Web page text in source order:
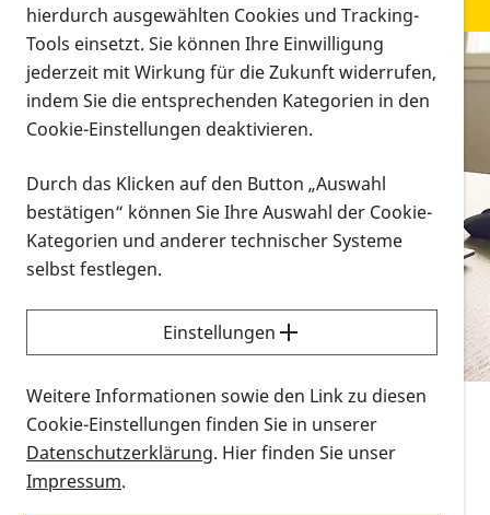
Infomaterial
Infomaterial
Vorlesen
Alle Infomaterialien in verschiedenen
Formaten an einem Ort
Sie möchten wissen, wie Sie nach Infonmaterial
suchen und dieses bestellen bzw. herunterladen
können? Schauen Sie sich dieErklärvideos zum
Thema Infomaterial auf der PRO RETINA-Website
für blinde und sehbehinderte Menschen an.
Auf dieser Seite finden Sie sämtliches Infomaterial
hierdurch ausgewählten Cookies und Tracking-
Tools einsetzt. Sie können Ihre Einwilligung
jederzeit mit Wirkung für die Zukunft widerrufen,
indem Sie die entsprechenden Kategorien in den
Cookie-Einstellungen deaktivieren.
Durch das Klicken auf den Button „Auswahl
bestätigen“ können Sie Ihre Auswahl der Cookie-
Kategorien und anderer technischer Systeme
selbst festlegen.
Einstellungen
Weitere Informationen sowie den Link zu diesen
Cookie-Einstellungen finden Sie in unserer
Datenschutzerklärung. Hier finden Sie unser
Impressum.